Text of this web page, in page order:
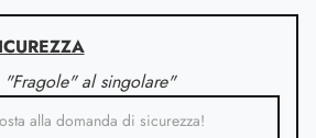
al singolare"